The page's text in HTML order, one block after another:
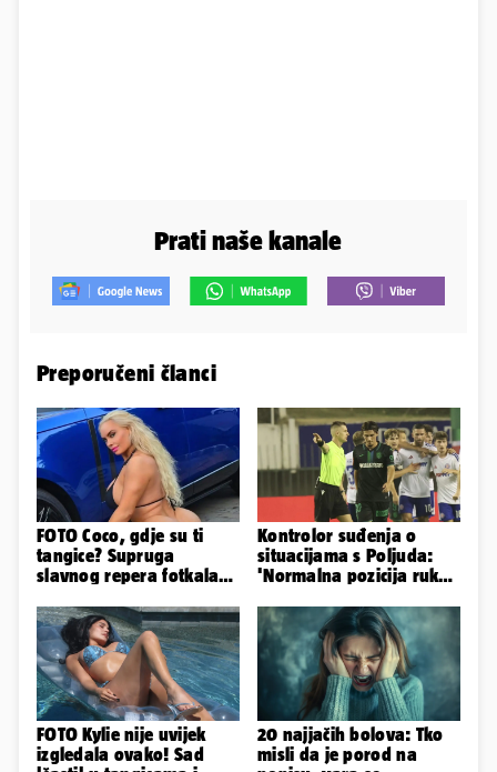
Prati naše kanale
Preporučeni članci
FOTO Coco, gdje su ti
tangice? Supruga
slavnog repera fotkala
sve
Kontrolor suđenja o
situacijama s Poljuda:
'Normalna pozicija ruku
FOTO Kylie nije uvijek
izgledala ovako! Sad
20 najjačih bolova: Tko
misli da je porod na